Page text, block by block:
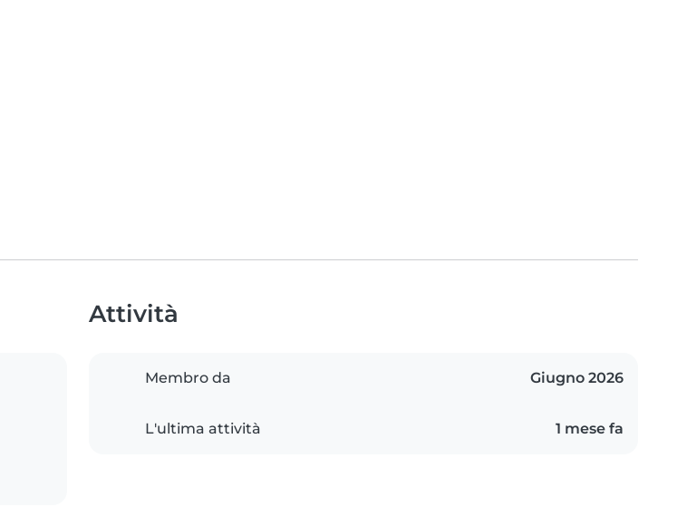
Attività
Membro da Giugno 2026
L'ultima attività 1 mese fa